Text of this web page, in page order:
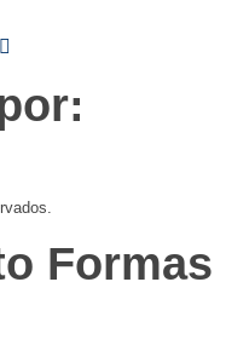
Formas